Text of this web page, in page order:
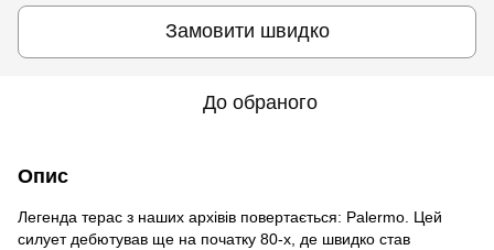
Замовити швидко
До обраного
Опис
Легенда терас з наших архівів повертається: Palermo. Цей
силует дебютував ще на початку 80-х, де швидко став